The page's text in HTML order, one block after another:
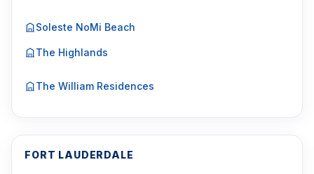
Soleste NoMi Beach
The Highlands
The William Residences
FORT LAUDERDALE